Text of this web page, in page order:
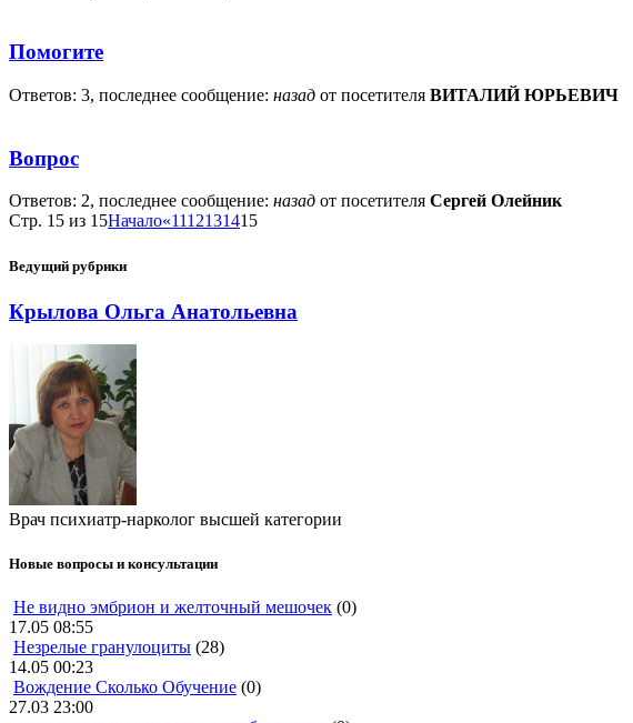
Помогите
Ответов: 3, последнее сообщение: назад от посетителя ВИТАЛИЙ ЮРЬЕВИЧ
Вопрос
Ответов: 2, последнее сообщение: назад от посетителя Сергей Олейник
Стр. 15 из 15Начало«1112131415
Ведущий рубрики
Крылова Ольга Анатольевна
Врач психиатр-нарколог высшей категории
Новые вопросы и консультации
Не видно эмбрион и желточный мешочек (0)
17.05 08:55
Незрелые гранулоциты (28)
14.05 00:23
Вождение Сколько Обучение (0)
27.03 23:00